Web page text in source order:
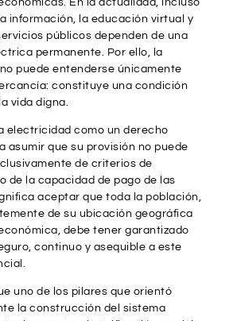
En la actualidad, incluso
información, la educación virtual y
públicos dependen de una
permanente. Por ello, la
puede entenderse únicamente
constituye una condición
vida digna.
electricidad como un derecho
asumir que su provisión no puede
de criterios de
de la capacidad de pago de las
aceptar que toda la población,
de su ubicación geográfica
debe tener garantizado
continuo y asequible a este
uno de los pilares que orientó
la construcción del sistema